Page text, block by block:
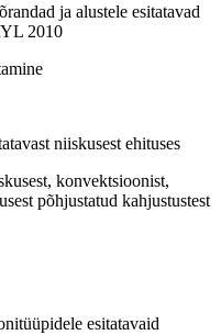
ja alustele esitatavad
2010
niiskusest ehituses
konvektsioonist,
põhjustatud kahjustustest
esitatavaid